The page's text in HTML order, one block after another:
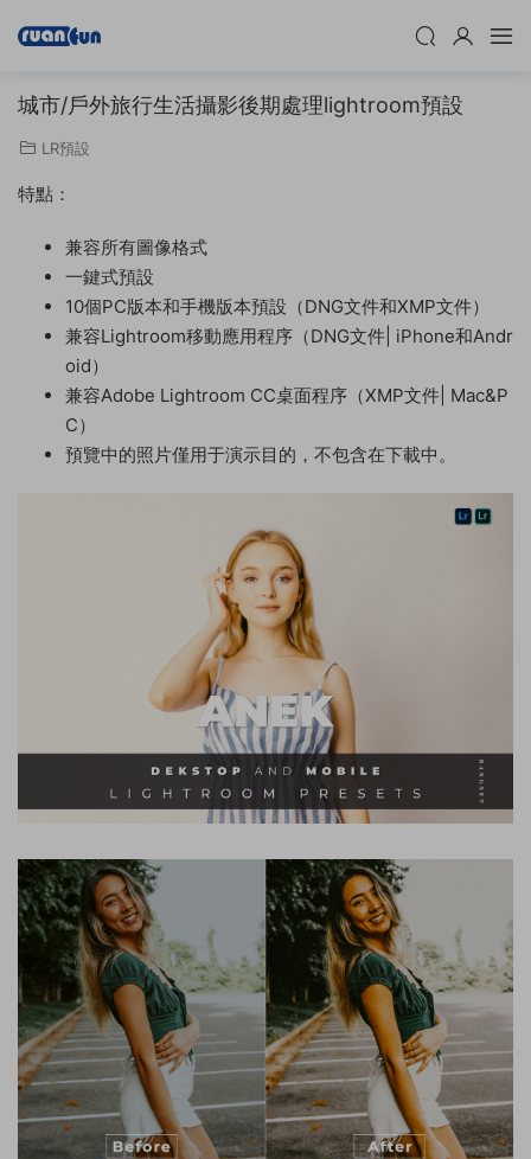
城市/戶外旅行生活攝影後期處理lightroom預設
LR預設
特點：
兼容所有圖像格式
一鍵式預設
10個PC版本和手機版本預設（DNG文件和XMP文件）
兼容Lightroom移動應用程序（DNG文件| iPhone和Andr
oid）
兼容Adobe Lightroom CC桌面程序（XMP文件| Mac&P
C）
預覽中的照片僅用于演示目的，不包含在下載中。